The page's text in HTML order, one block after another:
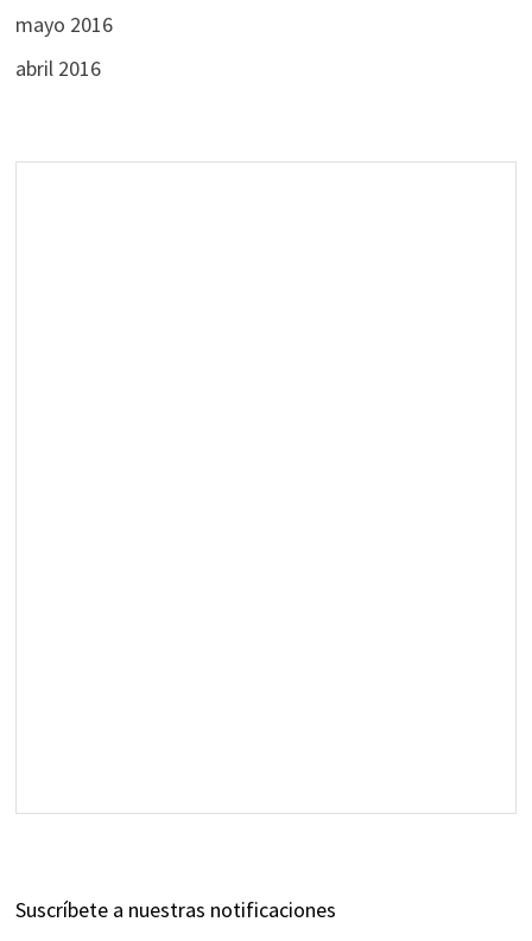
mayo 2016
abril 2016
Suscríbete a nuestras notificaciones